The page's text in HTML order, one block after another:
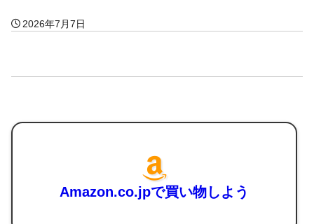
2026年7月7日
Amazon.co.jpで買い物しよう